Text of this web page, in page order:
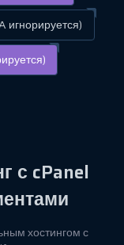
игнорируется)
с cPanel
хостингом с